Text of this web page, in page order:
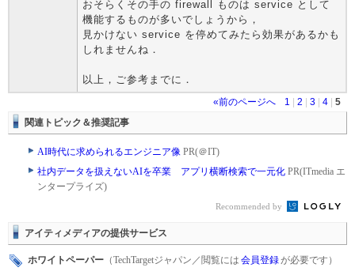
おそらくその手の firewall ものは service として
機能するものが多いでしょうから，
見かけない service を停めてみたら効果があるかも
しれませんね．
以上，ご参考までに．
«前のページへ 1 2 3 4
5
関連トピック＆推奨記事
AI時代に求められるエンジニア像 PR(＠IT)
社内データを扱えないAIを卒業 アプリ横断検索で一元化 PR(ITmedia エ
ンタープライズ)
Recommended by
アイティメディアの提供サービス
ホワイトペーパー （TechTargetジャパン／閲覧には 会員登録が必要です）